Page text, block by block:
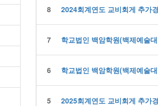
8 2024회계연도 교비회게 추가
7 학교법인 백암학원(백제예술
6 학교법인 백암학원(백제예술
5 2025회계연도 교비회게 추가